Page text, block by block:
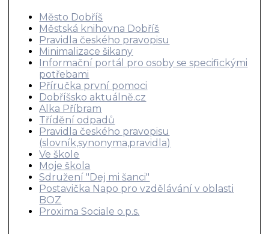
Město Dobříš
Městská knihovna Dobříš
Pravidla českého pravopisu
Minimalizace šikany
Informační portál pro osoby se specifickými
potřebami
Příručka první pomoci
Dobříšsko aktuálně.cz
Alka Příbram
Třídění odpadů
Pravidla českého pravopisu
(slovník,synonyma,pravidla)
Ve škole
Moje škola
Sdružení "Dej mi šanci"
Postavička Napo pro vzdělávání v oblasti
BOZ
Proxima Sociale o.p.s.